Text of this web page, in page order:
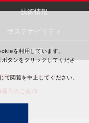
を利用しています。
タンをクリックしてくださ
て閲覧を中止してください。
技術情報
サステナビリティ
採用情報
報セキュリティポリシー
号のご案内